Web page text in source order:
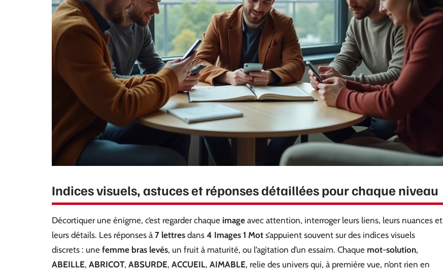
Indices visuels, astuces et réponses détaillées pour chaque niveau
Décortiquer une énigme, c’est regarder chaque image avec attention, interroger leurs liens, leurs nuances et
leurs détails. Les réponses à 7 lettres dans 4 Images 1 Mot s’appuient souvent sur des indices visuels
discrets : une femme bras levés, un fruit à maturité, ou l’agitation d’un essaim. Chaque mot-solution,
ABEILLE, ABRICOT, ABSURDE, ACCUEIL, AIMABLE, relie des univers qui, à première vue, n’ont rien en